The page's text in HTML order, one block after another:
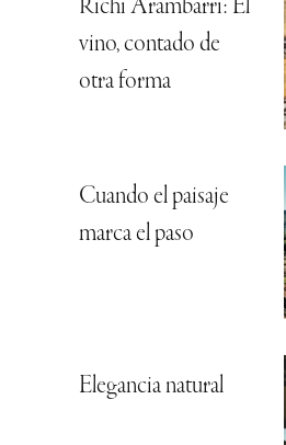
Richi Arambarri: El
vino, contado de
otra forma
Cuando el paisaje
marca el paso
Elegancia natural